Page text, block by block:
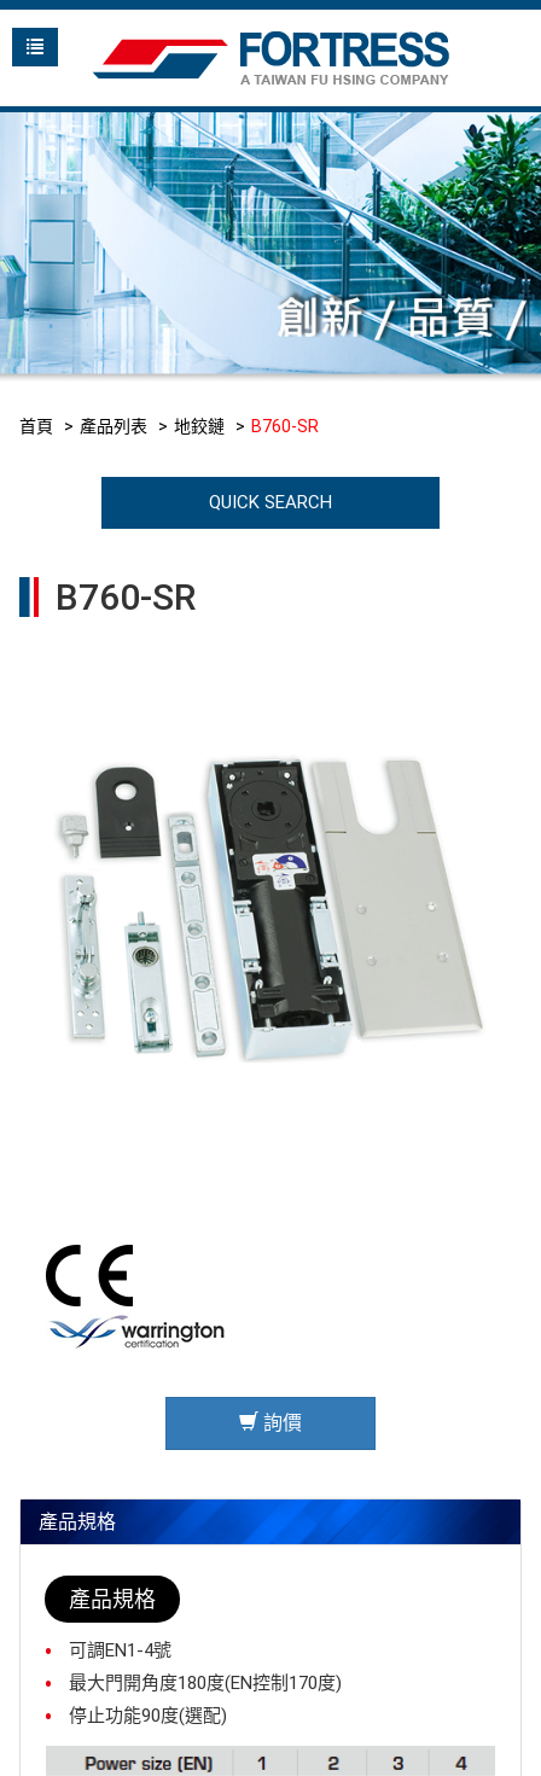
首頁 產品列表 地鉸鏈 B760-SR
QUICK SEARCH
B760-SR
詢價
產品規格
產品規格
可調EN1-4號
最大門開角度180度(EN控制170度)
停止功能90度(選配)